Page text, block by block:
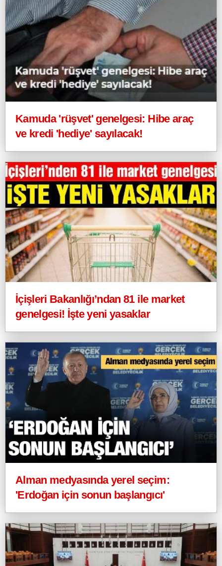
Kamuda 'rüşvet' genelgesi: Hibe araç
ve kredi 'hediye' sayılacak!
İçişleri Bakanlığı’ndan 81 ile market
genelgesi! İşte yeni yasaklar
Alman medyasında yerel seçim:
'Erdoğan için sonun başlangıcı'